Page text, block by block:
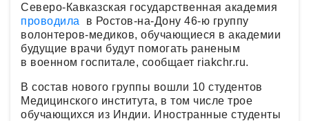
Северо-Кавказская государственная академия
проводила
в Ростов-на-Дону 46-ю группу
волонтеров-медиков, обучающиеся в академии
будущие врачи будут помогать раненым
в военном госпитале, сообщает riakchr.ru.
В состав нового группы вошли 10 студентов
Медицинского института, в том числе трое
обучающихся из Индии. Иностранные студенты